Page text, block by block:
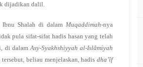
dijadikan dalil.
Ibnu Shalah di dalam Muqaddimah-nya
pula sifat-sifat hadis hasan yang telah
di dalamAsy-Syakhshiyyah al-Islâmiyah
beliau menjelaskan, hadis dha’îf